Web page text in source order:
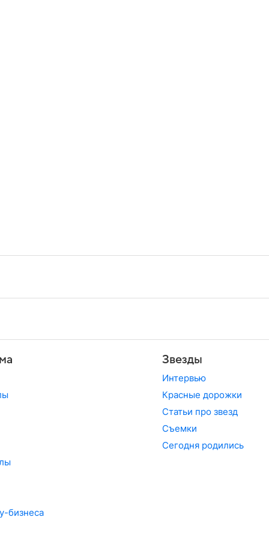
бизнеса
Звезды
Интервью
Красные дорожки
Статьи про звезд
Съемки
Сегодня родились